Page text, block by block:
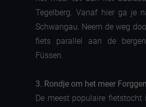
Tegelberg. Vanaf hier ga je
Schwangau. Neem de weg
fiets parallel aan de
Füssen.
3. Rondje om het meer
De meest populaire fietstocht